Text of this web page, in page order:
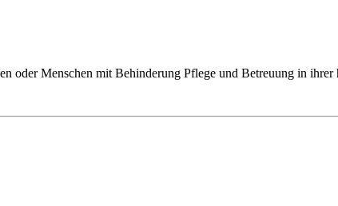
oder Menschen mit Behinderung Pflege und Betreuung in